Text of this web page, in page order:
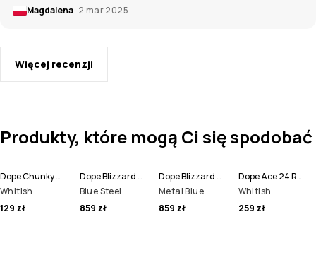
Magdalena 2 mar 2025
Więcej recenzji
Produkty, które mogą Ci się spodobać
Dope Chunky Czapka Beanie
Whitish
129 zł
Dope Blizzard Full Zip Kurtka Snowboardowa Mężczyźni
Blue Steel
859 zł
Dope Blizzard Full Zip Kurtka Narciarska Mężczyźni
Metal Blue
859 zł
Dope Ace 24 Rękawice Mitt
Whitish
259 zł